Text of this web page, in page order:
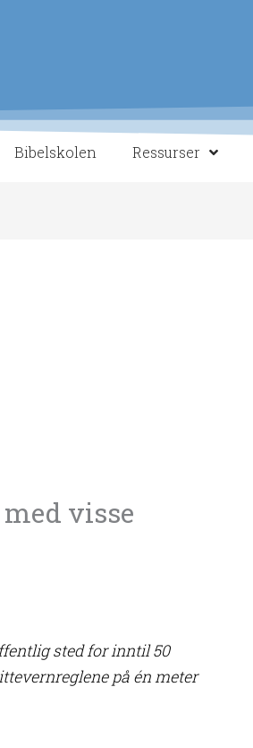
Bibelskolen Ressurser
visse
sted for inntil 50
på én meter